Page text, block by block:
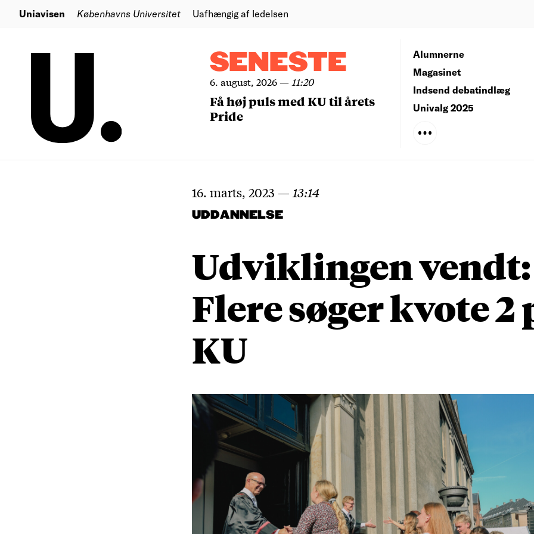
Uniavisen Københavns Universitet Uafhængig af ledelsen
SENESTE
6. august, 2026— 11:20
Få høj puls med KU til årets
Pride
Alumnerne
Magasinet
Indsend debatindlæg
Univalg 2025
16. marts, 2023 — 13:14
UDDANNELSE
Udviklingen vendt:
Flere søger kvote 2
KU